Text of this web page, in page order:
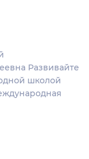
Развивайте
школой